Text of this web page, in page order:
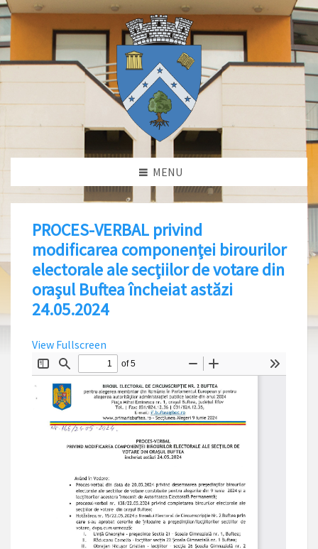
MENU
PROCES-VERBAL privind
modificarea componenţei birourilor
electorale ale secţiilor de votare din
oraşul Buftea încheiat astăzi
24.05.2024
View Fullscreen